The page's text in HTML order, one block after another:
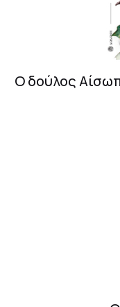
Ο δούλος